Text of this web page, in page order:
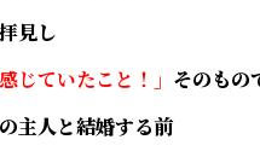
見し
じていたこと！」 そのもの
主人と結婚する前